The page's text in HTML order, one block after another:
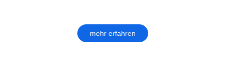
mehr erfahren